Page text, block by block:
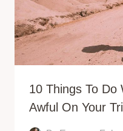
10 Things To
Awful On Your